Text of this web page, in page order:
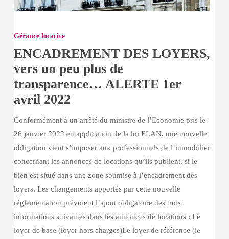
vers
un
peu
plus
Gérance locative
ENCADREMENT DES LOYERS,
vers un peu plus de
transparence… ALERTE 1er
avril 2022
Conformément à un arrêté du ministre de l’Economie pris le
26 janvier 2022 en application de la loi ELAN, une nouvelle
obligation vient s’imposer aux professionnels de l’immobilier
concernant les annonces de locations qu’ils publient, si le
bien est situé dans une zone soumise à l’encadrement des
loyers. Les changements apportés par cette nouvelle
réglementation prévoient l’ajout obligatoire des trois
informations suivantes dans les annonces de locations : Le
loyer de base (loyer hors charges)Le loyer de référence (le